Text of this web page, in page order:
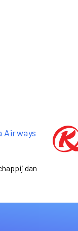
Airways
dan